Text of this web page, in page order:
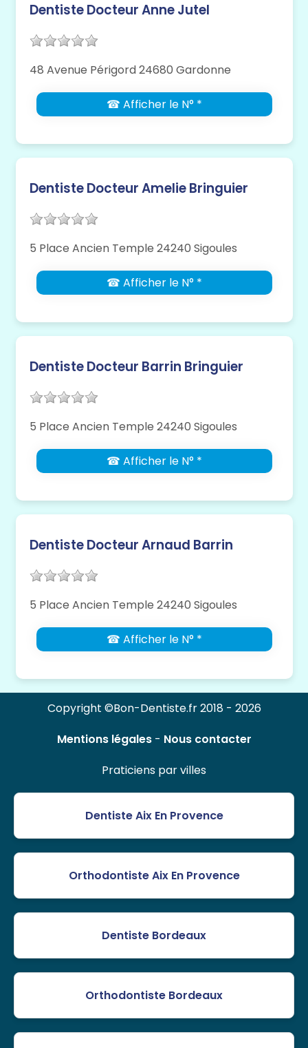
Dentiste Docteur Anne Jutel
48 Avenue Périgord 24680 Gardonne
☎ Afficher le N° *
Dentiste Docteur Amelie Bringuier
5 Place Ancien Temple 24240 Sigoules
☎ Afficher le N° *
Dentiste Docteur Barrin Bringuier
5 Place Ancien Temple 24240 Sigoules
☎ Afficher le N° *
Dentiste Docteur Arnaud Barrin
5 Place Ancien Temple 24240 Sigoules
☎ Afficher le N° *
Copyright ©Bon-Dentiste.fr 2018 - 2026
Mentions légales- Nous contacter
Praticiens par villes
Dentiste Aix En Provence
Orthodontiste Aix En Provence
Dentiste Bordeaux
Orthodontiste Bordeaux